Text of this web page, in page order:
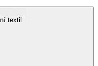
textil